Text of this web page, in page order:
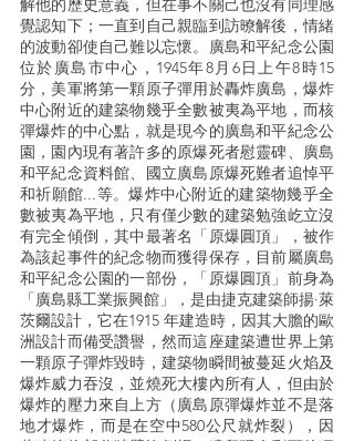
解他的歷史意義，但在事不關己也沒有同理感
覺認知下；一直到自己親臨到訪暸解後，情緒
的波動卻使自己難以忘懷。廣島和平紀念公園
位於廣島市中心，1945年8月6日上午8時15
分，美軍將第一顆原子彈用於轟炸廣島，爆炸
中心附近的建築物幾乎全數被夷為平地，而核
彈爆炸的中心點，就是現今的廣島和平紀念公
園，園內現有著許多的原爆死者慰靈碑、廣島
和平紀念資料館、國立廣島原爆死難者追悼平
和祈願館...等。爆炸中心附近的建築物幾乎全
數被夷為平地，只有僅少數的建築勉強屹立沒
有完全傾倒，其中最著名「原爆圓頂」，被作
為該起事件的紀念物而獲得保存，目前屬廣島
和平紀念公園的一部份，「原爆圓頂」前身為
「廣島縣工業振興館」，是由捷克建築師揚·萊
茨爾設計，它在1915 年建造時，因其大膽的歐
洲設計而備受讚譽，然而這座建築遭世界上第
一顆原子彈炸毀時，建築物瞬間被蔓延火焰及
爆炸威力吞沒，並燒死大樓內所有人，但由於
爆炸的壓力來自上方（廣島原彈爆炸並不是落
地才爆炸，而是在空中580公尺就炸裂），因